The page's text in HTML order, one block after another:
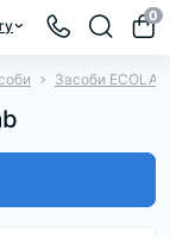
0
Засоби ECOLAB